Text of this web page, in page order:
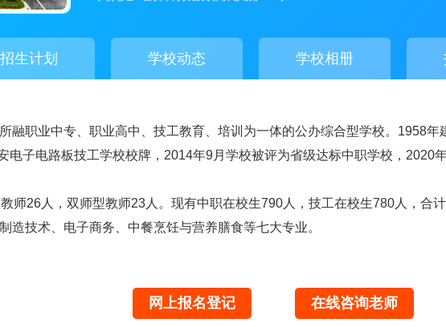
招生计划 学校动态 学校相册
融职业中专、职业高中、技工教育、培训为一体的公办综合型学校。1958
电子电路板技工学校校牌，2014年9月学校被评为省级达标中职学校，2020
师26人，双师型教师23人。现有中职在校生790人，技工在校生780人，合
造技术、电子商务、中餐烹饪与营养膳食等七大专业。
网上报名登记 在线咨询老师